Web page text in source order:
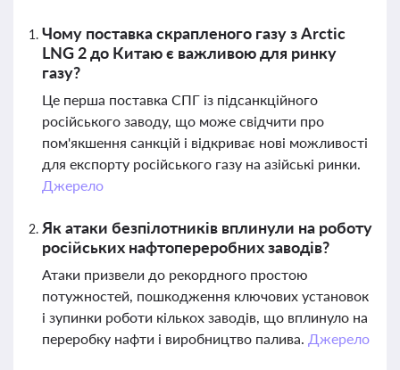
Чому поставка скрапленого газу з Arctic
LNG 2 до Китаю є важливою для ринку
газу?
Це перша поставка СПГ із підсанкційного
російського заводу, що може свідчити про
пом'якшення санкцій і відкриває нові можливості
для експорту російського газу на азійські ринки.
Джерело
Як атаки безпілотників вплинули на роботу
російських нафтопереробних заводів?
Атаки призвели до рекордного простою
потужностей, пошкодження ключових установок
і зупинки роботи кількох заводів, що вплинуло на
переробку нафти і виробництво палива. Джерело